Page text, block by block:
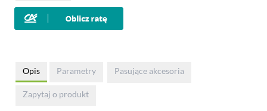
Opis Parametry Pasujące akcesoria
Zapytaj o produkt